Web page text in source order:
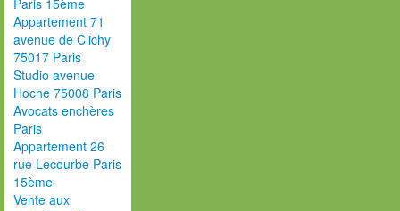
Paris 15ème
Appartement 71
avenue de Clichy
75017 Paris
Studio avenue
Hoche 75008 Paris
Avocats enchères
Paris
Appartement 26
rue Lecourbe Paris
15ème
Vente aux